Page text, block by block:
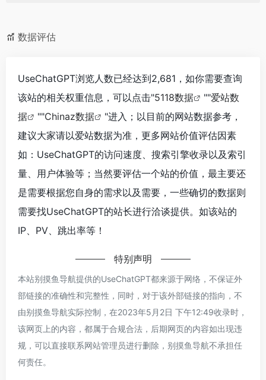
数据评估
UseChatGPT浏览人数已经达到2,681，如你需要查询
该站的相关权重信息，可以点击"5118数据 ""爱站数
据
""Chinaz数据
"进入；以目前的网站数据参考，
建议大家请以爱站数据为准，更多网站价值评估因素
如：UseChatGPT的访问速度、搜索引擎收录以及索引
量、用户体验等；当然要评估一个站的价值，最主要还
是需要根据您自身的需求以及需要，一些确切的数据则
需要找UseChatGPT的站长进行洽谈提供。如该站的
IP、PV、跳出率等！
特别声明
本站别摸鱼导航提供的UseChatGPT都来源于网络，不保证外
部链接的准确性和完整性，同时，对于该外部链接的指向，不
由别摸鱼导航实际控制，在2023年5月2日 下午12:49收录时，
该网页上的内容，都属于合规合法，后期网页的内容如出现违
规，可以直接联系网站管理员进行删除，别摸鱼导航不承担任
何责任。